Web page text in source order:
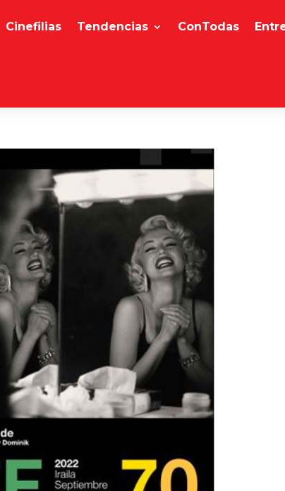
Cinefilias Tendencias ConTodas